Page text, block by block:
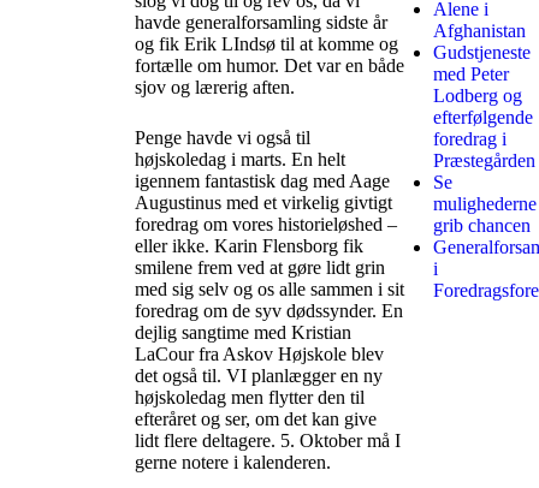
havde generalforsamling sidste år
og fik Erik LIndsø til at komme og
fortælle om humor. Det var en både
sjov og lærerig aften.
Penge havde vi også til
højskoledag i marts. En helt
igennem fantastisk dag med Aage
Augustinus med et virkelig givtigt
foredrag om vores historieløshed –
eller ikke. Karin Flensborg fik
smilene frem ved at gøre lidt grin
med sig selv og os alle sammen i sit
foredrag om de syv dødssynder. En
dejlig sangtime med Kristian
LaCour fra Askov Højskole blev
det også til. VI planlægger en ny
højskoledag men flytter den til
efteråret og ser, om det kan give
lidt flere deltagere. 5. Oktober må I
gerne notere i kalenderen.
Alene i
Afghanistan
Gudstjeneste
med Peter
Lodberg og
efterfølgende
foredrag i
Præstegården
Se
mulighederne
grib chancen
i